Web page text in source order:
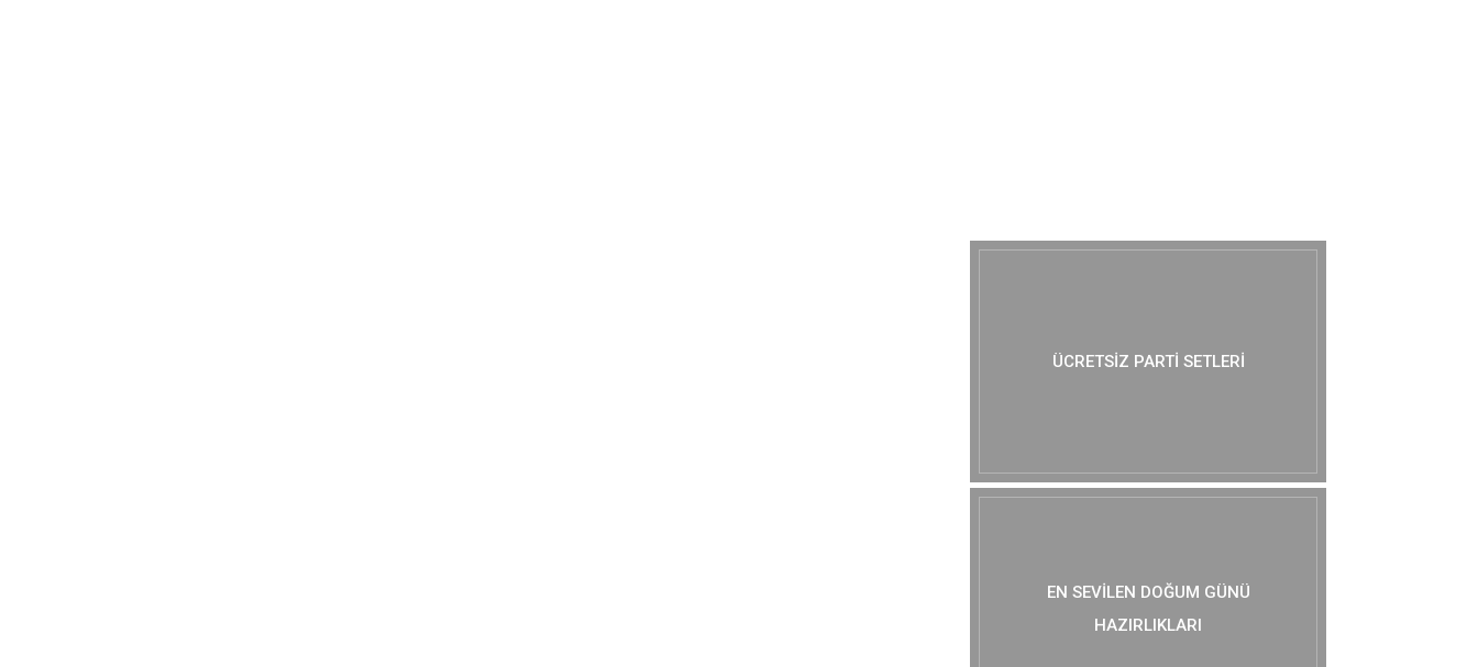
ÜCRETSIZ PARTI SETLERI
EN SEVILEN DOĞUM GÜNÜ
HAZIRLIKLARI